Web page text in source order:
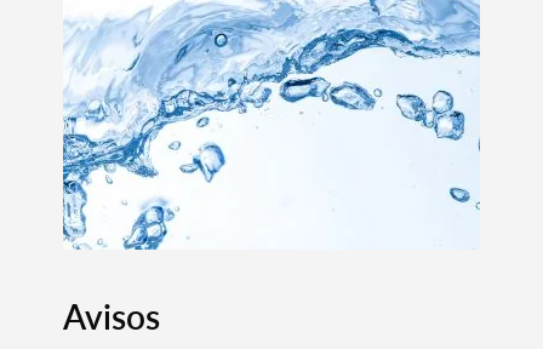
Avisos